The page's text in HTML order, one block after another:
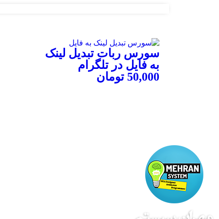
سورس ربات تبدیل لینک
به فایل در تلگرام
50,000 تومان